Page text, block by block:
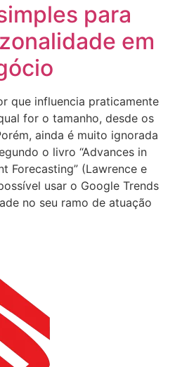
para
em
que influencia praticamente
for o tamanho, desde os
ainda é muito ignorada
o livro “Advances in
Forecasting” (Lawrence e
usar o Google Trends
no seu ramo de atuação